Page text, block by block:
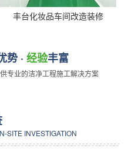
丰台化妆品车间改造装修
势 · 经验丰富
专业的洁净工程施工解决方案
SITE INVESTIGATION